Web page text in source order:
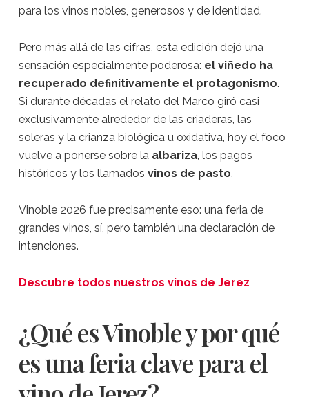
para los vinos nobles, generosos y de identidad.
Pero más allá de las cifras, esta edición dejó una
sensación especialmente poderosa: el viñedo ha
recuperado definitivamente el protagonismo.
Si durante décadas el relato del Marco giró casi
exclusivamente alrededor de las criaderas, las
soleras y la crianza biológica u oxidativa, hoy el foco
vuelve a ponerse sobre la albariza, los pagos
históricos y los llamados vinos de pasto.
Vinoble 2026 fue precisamente eso: una feria de
grandes vinos, sí, pero también una declaración de
intenciones.
Descubre todos nuestros vinos de Jerez
¿Qué es Vinoble y por qué
es una feria clave para el